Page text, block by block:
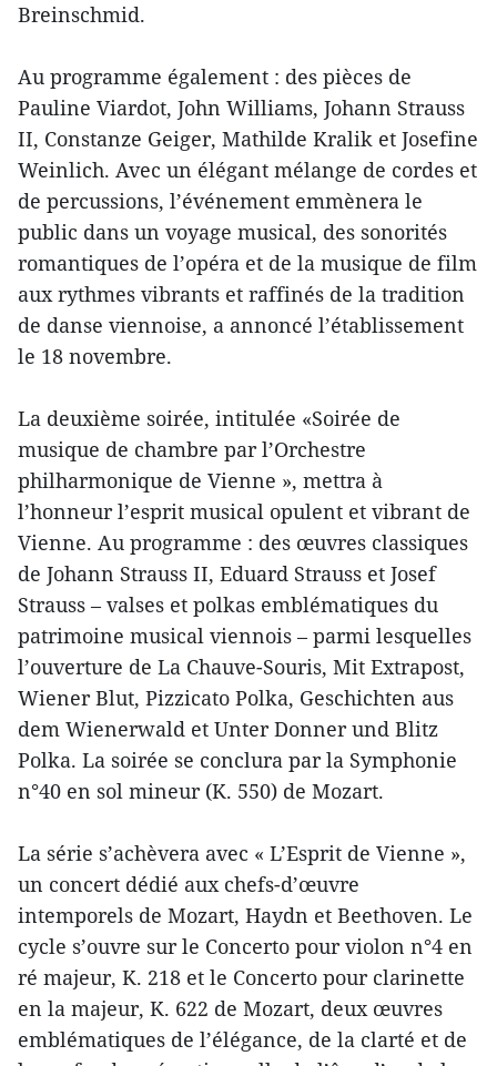
Breinschmid.
Au programme également : des pièces de
Pauline Viardot, John Williams, Johann Strauss
II, Constanze Geiger, Mathilde Kralik et Josefine
Weinlich. Avec un élégant mélange de cordes et
de percussions, l’événement emmènera le
public dans un voyage musical, des sonorités
romantiques de l’opéra et de la musique de film
aux rythmes vibrants et raffinés de la tradition
de danse viennoise, a annoncé l’établissement
le 18 novembre.
La deuxième soirée, intitulée «Soirée de
musique de chambre par l’Orchestre
philharmonique de Vienne », mettra à
l’honneur l’esprit musical opulent et vibrant de
Vienne. Au programme : des œuvres classiques
de Johann Strauss II, Eduard Strauss et Josef
Strauss – valses et polkas emblématiques du
patrimoine musical viennois – parmi lesquelles
l’ouverture de La Chauve-Souris, Mit Extrapost,
Wiener Blut, Pizzicato Polka, Geschichten aus
dem Wienerwald et Unter Donner und Blitz
Polka. La soirée se conclura par la Symphonie
n°40 en sol mineur (K. 550) de Mozart.
La série s’achèvera avec « L’Esprit de Vienne »,
un concert dédié aux chefs-d’œuvre
intemporels de Mozart, Haydn et Beethoven. Le
cycle s’ouvre sur le Concerto pour violon n°4 en
ré majeur, K. 218 et le Concerto pour clarinette
en la majeur, K. 622 de Mozart, deux œuvres
emblématiques de l’élégance, de la clarté et de